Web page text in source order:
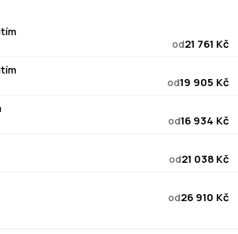
od21 761 Kč
od19 905 Kč
od16 934 Kč
od21 038 Kč
od26 910 Kč